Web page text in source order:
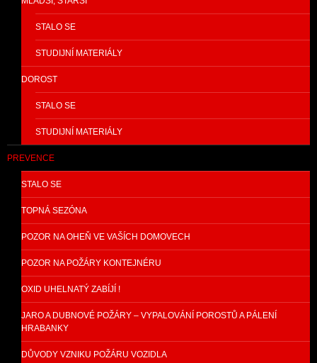
STALO SE
STUDIJNÍ MATERIÁLY
DOROST
STALO SE
STUDIJNÍ MATERIÁLY
PREVENCE
STALO SE
TOPNÁ SEZÓNA
POZOR NA OHEŇ VE VAŠÍCH DOMOVECH
POZOR NA POŽÁRY KONTEJNÉRU
OXID UHELNATÝ ZABÍJÍ !
JARO A DUBNOVÉ POŽÁRY – VYPALOVÁNÍ POROSTŮ A PÁLENÍ
HRABANKY
DŮVODY VZNIKU POŽÁRU VOZIDLA